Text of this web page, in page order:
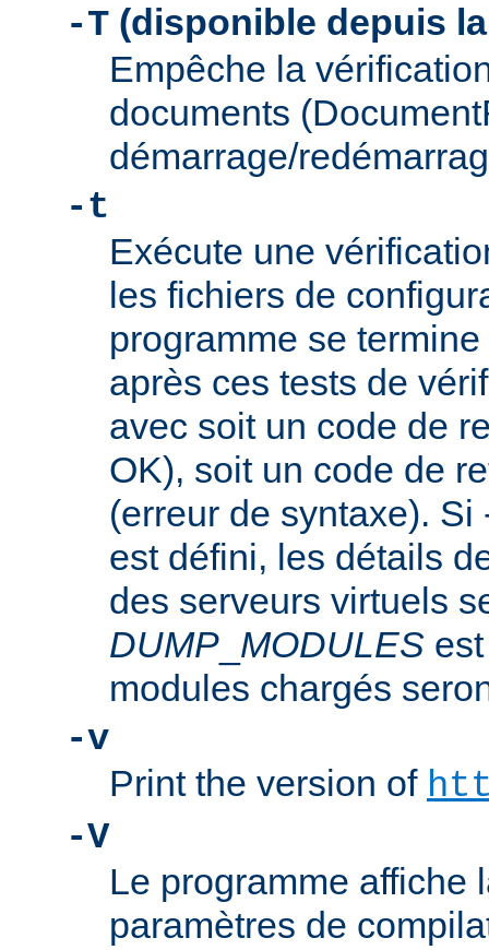
-T (disponible depuis
Empêche la
documents
démarrage/
-t
Exécute une
les fichiers de
programme se
après ces tests de
avec soit un code de
OK), soit un code de
(erreur de syntaxe).
est défini, les détails
des serveurs virtuels
DUMP MODULES
modules chargés
-v
Print the version of
-V
Le programme affiche
paramètres de